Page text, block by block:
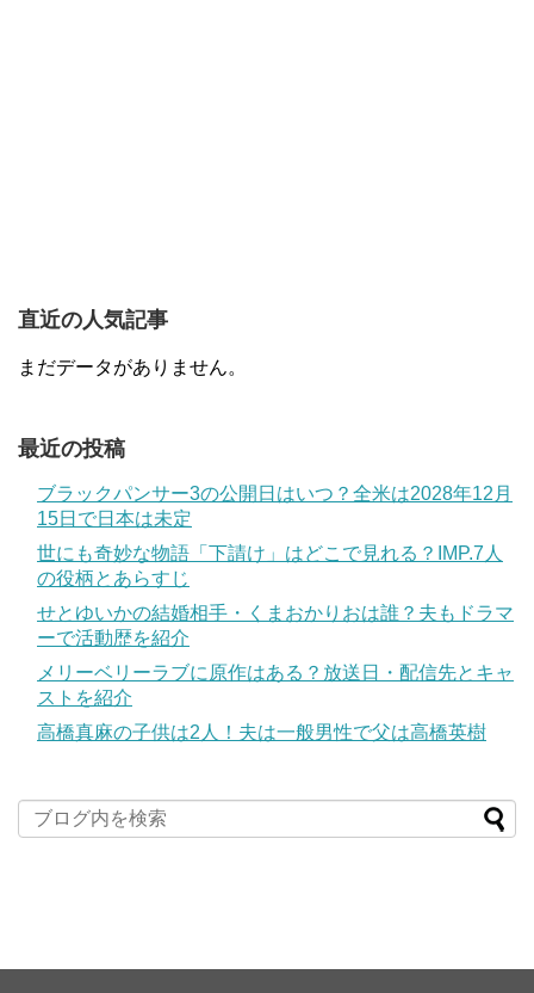
直近の人気記事
まだデータがありません。
最近の投稿
ブラックパンサー3の公開日はいつ？全米は2028年12月
15日で日本は未定
世にも奇妙な物語「下請け」はどこで見れる？IMP.7人
の役柄とあらすじ
せとゆいかの結婚相手・くまおかりおは誰？夫もドラマ
ーで活動歴を紹介
メリーベリーラブに原作はある？放送日・配信先とキャ
ストを紹介
高橋真麻の子供は2人！夫は一般男性で父は高橋英樹